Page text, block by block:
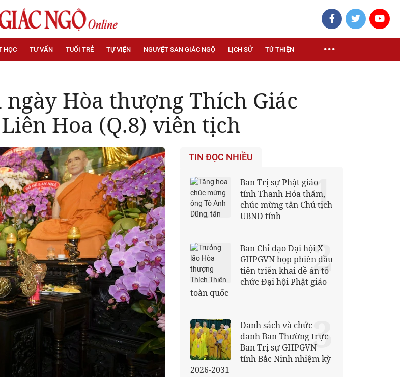
HỌC TƯ VẤN TUỔI TRẺ TỰ VIỆN NGUYỆT SAN GIÁC NGỘ LỊCH SỬ TỪ THIỆN
Hòa thượng Thích Giác
Hoa (Q.8) viên tịch
TIN ĐỌC NHIỀU
Ban Trị sự Phật giáo
tỉnh Thanh Hóa thăm,
chúc mừng tân Chủ tịch
UBND tỉnh
1
Ban Chỉ đạo Đại hội X
GHPGVN họp phiên đầu
tiên triển khai đề án tổ
chức Đại hội Phật giáo
toàn quốc
2
Danh sách và chức
danh Ban Thường trực
Ban Trị sự GHPGVN
tỉnh Bắc Ninh nhiệm kỳ
2026-2031
3